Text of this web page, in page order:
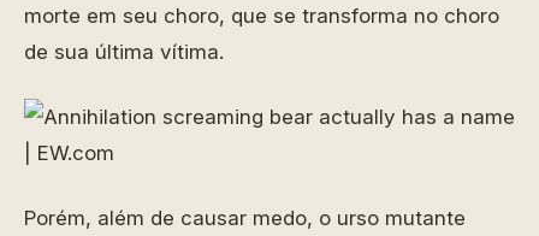
morte em seu choro, que se transforma no choro
de sua última vítima.
Porém, além de causar medo, o urso mutante